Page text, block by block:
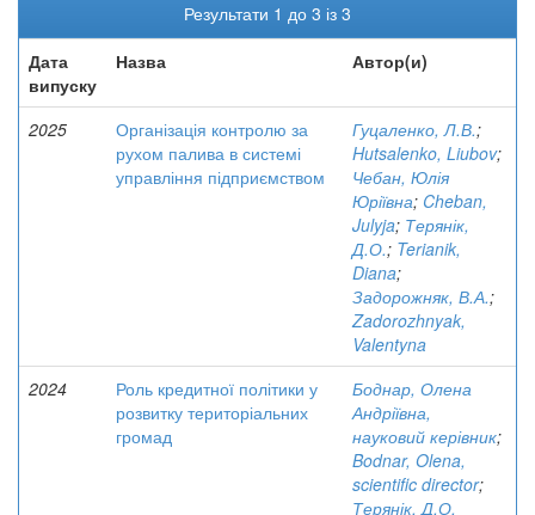
Результати 1 до 3 із 3
Дата
випуску
Назва Автор(и)
2025
Організація контролю за
рухом палива в системі
управління підприємством
Гуцаленко, Л.В.;
Hutsalenko, Liubov;
Чебан, Юлія
Юріївна; Cheban,
Julyja; Терянік,
Д.О.; Terianik,
Diana;
Задорожняк, В.А.;
Zadorozhnyak,
Valentyna
2024
Роль кредитної політики у
розвитку територіальних
громад
Боднар, Олена
Андріївна,
науковий керівник;
Bodnar, Olena,
scientific director;
Терянік, Д.О.